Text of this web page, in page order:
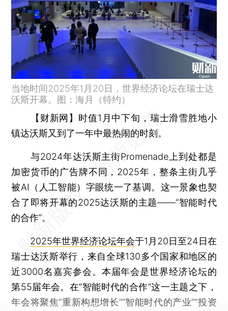
当地时间2025年1月20日，世界经济论坛在瑞士达
沃斯开幕。图：海月（特约）
【财新网】 时值1月中下旬，瑞士滑雪胜地小
镇达沃斯又到了一年中最热闹的时刻。
与2024年达沃斯主街Promenade上到处都是
加密货币的广告牌不同，2025年，整条主街几乎
被AI（人工智能）字眼统一了基调。这一景象也契
合了即将开幕的2025达沃斯的主题——“智能时代
的合作”。
2025年世界经济论坛年会于1月20日至24日在
瑞士达沃斯举行，来自全球130多个国家和地区的
近3000名嘉宾参会。本届年会是世界经济论坛的
第55届年会。在“智能时代的合作”这一主题之下，
年会将聚焦“重新构想增长”“智能时代的产业”“投资